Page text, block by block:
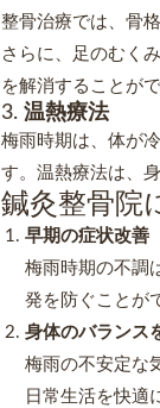
整骨治療では、骨
さらに、足のむく
を解消することがで
3. 温熱療法
梅雨時期は、体が
す。温熱療法は、
鍼灸整骨院
早期の症状改善
梅雨時期の不調
発を防ぐことが
身体のバランス
梅雨の不安定な
日常生活を快適